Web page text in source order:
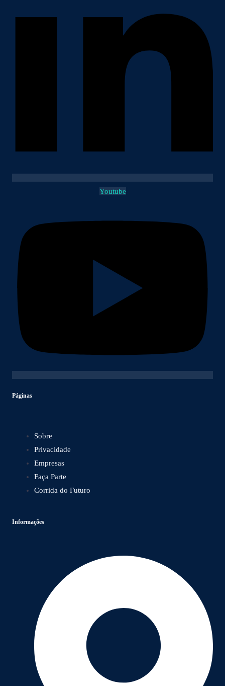
Youtube
Páginas
Sobre
Privacidade
Empresas
Faça Parte
Corrida do Futuro
Informações